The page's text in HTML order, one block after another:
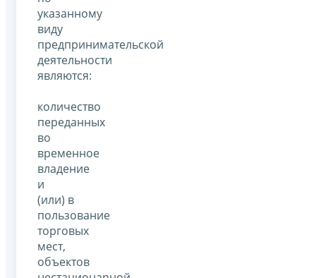
указанному
виду
предпринимательской
деятельности
являются:
количество
переданных
во
временное
владение
и
(или) в
пользование
торговых
мест,
объектов